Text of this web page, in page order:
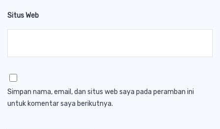
Situs Web
Simpan nama, email, dan situs web saya pada peramban ini
untuk komentar saya berikutnya.